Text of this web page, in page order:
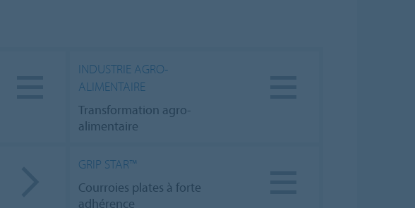
INDUSTRIE AGRO-
ALIMENTAIRE
Transformation agro-
alimentaire
GRIP STAR™
Courroies plates à forte
adhérence